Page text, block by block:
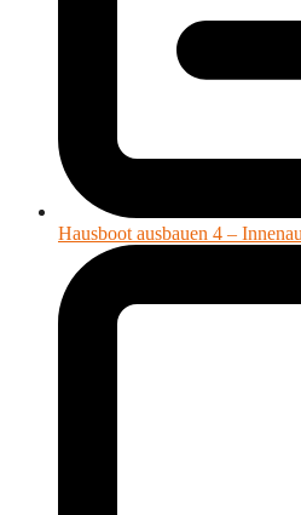
Hausboot ausbauen 4 –